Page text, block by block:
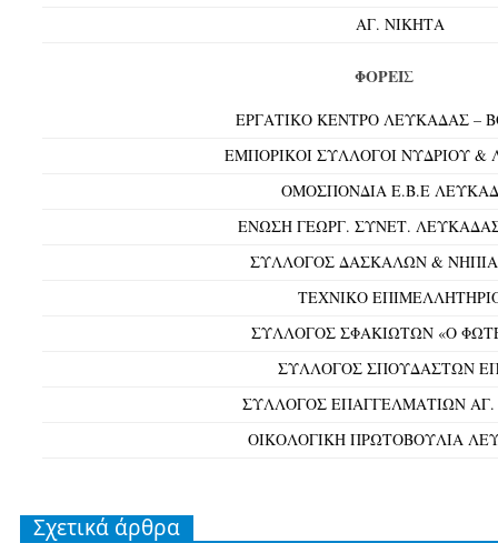
ΑΓ. ΝΙΚΗΤΑ
ΦΟΡΕΙΣ
ΕΡΓΑΤΙΚΟ ΚΕΝΤΡΟ ΛΕΥΚΑΔΑΣ –
ΕΜΠΟΡΙΚΟΙ ΣΥΛΛΟΓΟΙ ΝΥΔΡΙΟΥ &
ΟΜΟΣΠΟΝΔΙΑ Ε.Β.Ε
ΕΝΩΣΗ ΓΕΩΡΓ. ΣΥΝΕΤ.
ΣΥΛΛΟΓΟΣ ΔΑΣΚΑΛΩΝ &
ΤΕΧΝΙΚΟ
ΣΥΛΛΟΓΟΣ ΣΦΑΚΙΩΤΩΝ «Ο
ΣΥΛΛΟΓΟΣ ΣΠΟΥΔΑΣΤΩΝ
ΣΥΛΛΟΓΟΣ ΕΠΑΓΓΕΛΜΑΤΙΩΝ ΑΓ.
ΟΙΚΟΛΟΓΙΚΗ ΠΡΩΤΟΒΟΥΛΙΑ
Σχετικά άρθρα